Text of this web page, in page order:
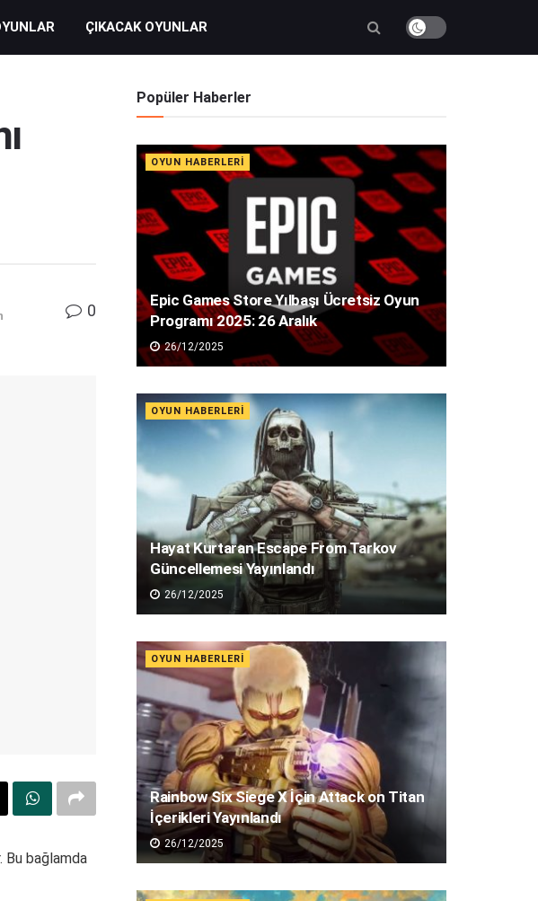
ÇIKACAK OYUNLAR
0
Bu bağlamda
Popüler Haberler
OYUN HABERLERI
Epic Games Store Yılbaşı Ücretsiz Oyun
Programı 2025: 26 Aralık
26/12/2025
OYUN HABERLERI
Hayat Kurtaran Escape From Tarkov
Güncellemesi Yayınlandı
26/12/2025
OYUN HABERLERI
Rainbow Six Siege X İçin Attack on Titan
İçerikleri Yayınlandı
26/12/2025